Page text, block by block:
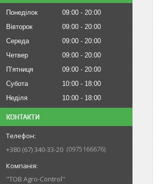
Понеділок 09:00
20:00
Вівторок
09:00
20:00
Середа
09:00
20:00
Четвер
09:00
20:00
Пʼятниця
09:00
20:00
Субота
10:00
18:00
Неділя
10:00 18:00
КОНТАКТИ
+380 (67) 340-33-20 0975166676
"ТОВ Agro-Control"